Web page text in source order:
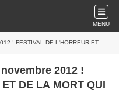
MENU
DE L'HORREUR ET DE LA MORT QUI TUE !!
2012 !
DE LA MORT QUI